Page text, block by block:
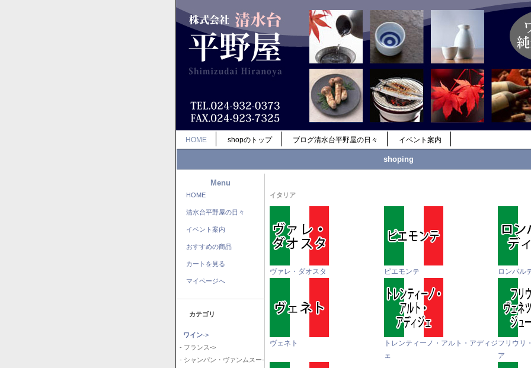
HOME shopのトップ ブログ清水台平野屋の日々 イベント案内
shoping
Menu
HOME
清水台平野屋の日々
イベント案内
おすすめの商品
カートを見る
マイページへ
カテゴリ
ワイン->
- フランス->
- シャンパン・ヴァンムスー-
イタリア
ヴァレ・ダオスタ ピエモンテ ロンバル
ヴェネト
トレンティーノ・アルト・アディジ
ェ
フリウリ
ア